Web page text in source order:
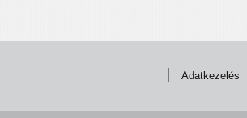
Adatkezelés